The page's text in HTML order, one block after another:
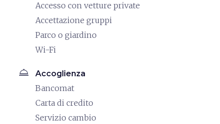
Accesso con vetture private
Accettazione gruppi
Parco o giardino
Wi-Fi
room_service Accoglienza
Bancomat
Carta di credito
Servizio cambio